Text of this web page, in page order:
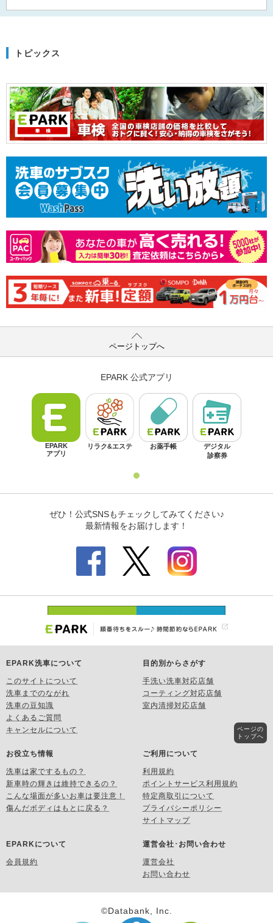
トピックス
ページトップへ
EPARK洗車について
このサイトについて
洗車までのながれ
洗車の豆知識
よくあるご質問
キャンセルについて
目的別からさがす
手洗い洗車対応店舗
コーティング対応店舗
室内清掃対応店舗
お役立ち情報
洗車は家でするもの？
新車時の輝きは維持できるの？
こんな場面が多いお車は要注意！
傷んだボディはもとに戻る？
ご利用について
利用規約
ポイントサービス利用規約
特定商取引について
プライバシーポリシー
サイトマップ
EPARKについて
会員規約
運営会社･お問い合わせ
運営会社
お問い合わせ
©Databank, Inc.
ページの
トップへ